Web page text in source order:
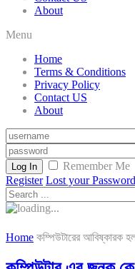
About
Menu
Home
Terms & Conditions
Privacy Policy
Contact US
About
Log In
Remember Me
Register Lost your Password
Home কম্পিউটারের আবিষ্কারক